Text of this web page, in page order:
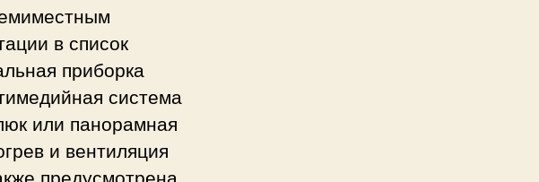
в список
приборка
система
или панорамная
и вентиляция
предусмотрена